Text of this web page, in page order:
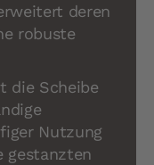
deren
robuste
die Scheibe
Nutzung
gestanzten